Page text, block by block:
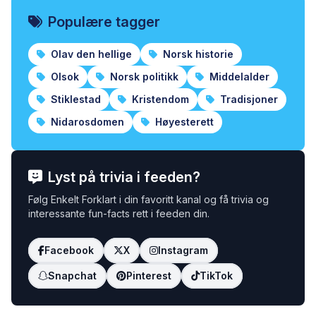
Populære tagger
Olav den hellige
Norsk historie
Olsok
Norsk politikk
Middelalder
Stiklestad
Kristendom
Tradisjoner
Nidarosdomen
Høyesterett
Lyst på trivia i feeden?
Følg Enkelt Forklart i din favoritt kanal og få trivia og
interessante fun-facts rett i feeden din.
Facebook X Instagram
Snapchat Pinterest TikTok